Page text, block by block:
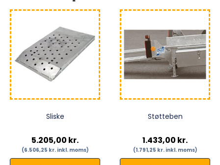
Sliske
5.205,00 kr.
(6.506,25 kr.inkl. moms)
Støtteben
1.433,00 kr.
(1.791,25 kr.inkl. moms)